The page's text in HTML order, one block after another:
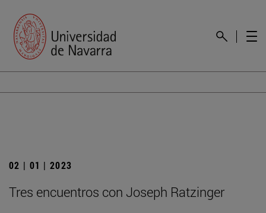
02 | 01 | 2023
Tres encuentros con Joseph Ratzinger